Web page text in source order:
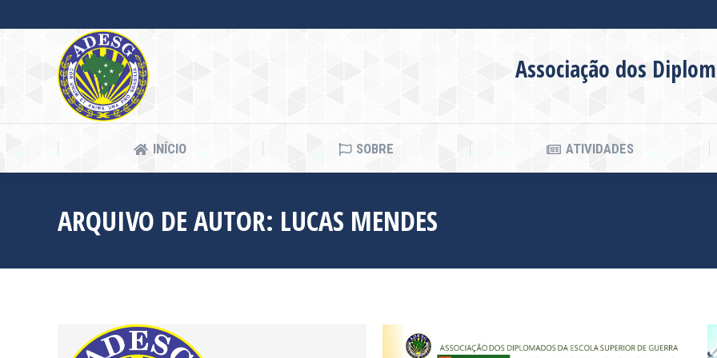
Associação dos
INÍCIO SOBRE ATIVIDADES
ARQUIVO DE AUTOR: LUCAS MENDES
INÍCIO SOBRE ATIVIDADES